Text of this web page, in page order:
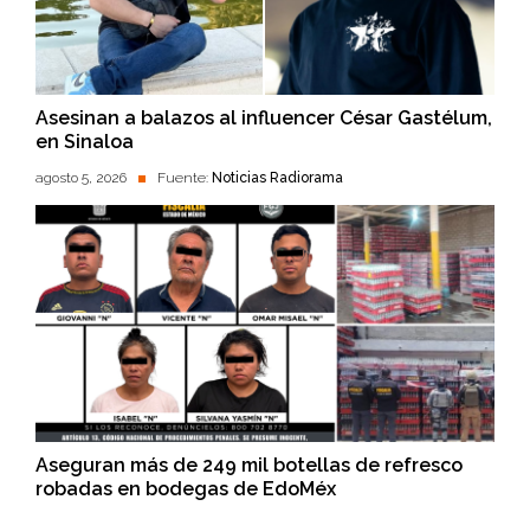
Asesinan a balazos al influencer César Gastélum,
en Sinaloa
agosto 5, 2026 Fuente: Noticias Radiorama
Aseguran más de 249 mil botellas de refresco
robadas en bodegas de EdoMéx